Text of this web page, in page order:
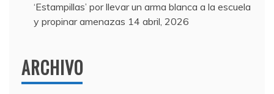
‘Estampillas’ por llevar un arma blanca a la escuela
y propinar amenazas 14 abril, 2026
ARCHIVO